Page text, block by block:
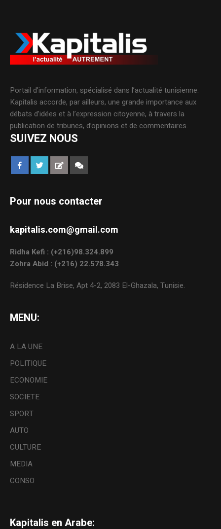
Portail d’information, spécialisé dans l’actualité tunisienne.
Kapitalis accorde, par ailleurs, une grande importance aux
débats d’idées et à l’expression citoyenne, à travers la
publication de tribunes, d’opinions et de commentaires.
SUIVEZ NOUS
Pour nous contacter
kapitalis.com@gmail.com
Ridha Kefi : (+216)98.324.899
Zohra Abid : (+216) 22.578.343
Résidence La Brise, Apt 4-2, 2083 El-Ghazala, Tunisie.
MENU:
A LA UNE
POLITIQUE
ECONOMIE
SOCIETE
SPORT
AUTO
CULTURE
MEDIA
CONSO
Kapitalis en Arabe: